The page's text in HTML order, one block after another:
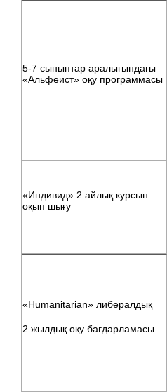
5-7 сыныптар аралығындағы
«Альфеист» оқу программасы
«Индивид» 2 айлық курсын
оқып шығу
«Нumanitarian» либералдық
2 жылдық оқу бағдарламасы